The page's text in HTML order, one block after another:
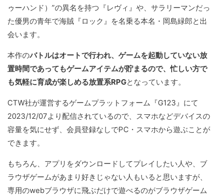
ゥーハンド）”の異名を持つ『レヴィ』や、サラリーマンだっ
た優男の青年で海賊『ロック』を名乗る本名・岡島緑郎と出
会います。
本作のバトルはオートで行われ、ゲームを起動していない放
置時間であってもゲームアイテムが貯まるので、忙しい方で
も気軽に育成が楽しめる放置系RPGとなっています。
CTW社が運営するゲームプラットフォーム『G123』にて
2023/12/07より配信されているので、スマホなどデバイスの
容量を気にせず、会員登録なしでPC・スマホから遊ぶことが
できます。
もちろん、アプリをダウンロードしてプレイしたい人や、ブ
ラウザゲームがあまり好きじゃない人もいると思いますが、
専用のwebブラウザに飛ぶだけで遊べるのがブラウザゲーム